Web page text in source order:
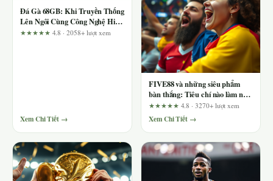
Đá Gà 68GB: Khi Truyền Thống
Lên Ngôi Cùng Công Nghệ Hiện
Đại
★★★★★ 4.8 · 2058+ lượt xem
Xem Chi Tiết →
FIVE88 và những siêu phẩm
bàn thắng: Tiêu chí nào làm nên
một danh sách đáng tin cậy?
★★★★★ 4.8 · 3270+ lượt xem
Xem Chi Tiết →